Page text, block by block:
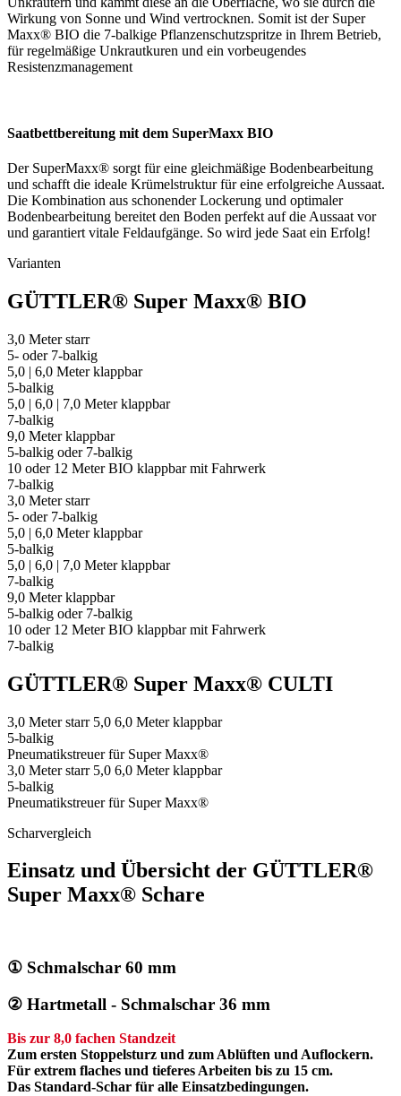
Wirkung von Sonne und Wind vertrocknen. Somit ist der Super
Maxx® BIO die 7-balkige Pflanzenschutzspritze in Ihrem Betrieb,
für regelmäßige Unkrautkuren und ein vorbeugendes
Resistenzmanagement
Saatbettbereitung mit dem SuperMaxx BIO
Der SuperMaxx® sorgt für eine gleichmäßige Bodenbearbeitung
und schafft die ideale Krümelstruktur für eine erfolgreiche Aussaat.
Die Kombination aus schonender Lockerung und optimaler
Bodenbearbeitung bereitet den Boden perfekt auf die Aussaat vor
und garantiert vitale Feldaufgänge. So wird jede Saat ein Erfolg!
Varianten
GÜTTLER® Super Maxx® BIO
3,0 Meter starr
5- oder 7-balkig
5,0 | 6,0 Meter klappbar
5-balkig
5,0 | 6,0 | 7,0 Meter klappbar
7-balkig
9,0 Meter klappbar
5-balkig oder 7-balkig
10 oder 12 Meter BIO klappbar mit Fahrwerk
7-balkig
3,0 Meter starr
5- oder 7-balkig
5,0 | 6,0 Meter klappbar
5-balkig
5,0 | 6,0 | 7,0 Meter klappbar
7-balkig
9,0 Meter klappbar
5-balkig oder 7-balkig
10 oder 12 Meter BIO klappbar mit Fahrwerk
7-balkig
GÜTTLER® Super Maxx® CULTI
3,0 Meter starr 5,0 6,0 Meter klappbar
5-balkig
Pneumatikstreuer für Super Maxx®
3,0 Meter starr 5,0 6,0 Meter klappbar
5-balkig
Pneumatikstreuer für Super Maxx®
Scharvergleich
Einsatz und Übersicht der GÜTTLER®
Super Maxx® Schare
① Schmalschar 60 mm
② Hartmetall - Schmalschar 36 mm
Bis zur 8,0 fachen Standzeit
Zum ersten Stoppelsturz und zum Ablüften und Auflockern.
Für extrem flaches und tieferesArbeiten bis zu 15 cm.
Das Standard-Schar für alle Einsatzbedingungen.